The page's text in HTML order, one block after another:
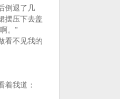
倒退了几
摆压下去盖
。”
看不见我的
我道：